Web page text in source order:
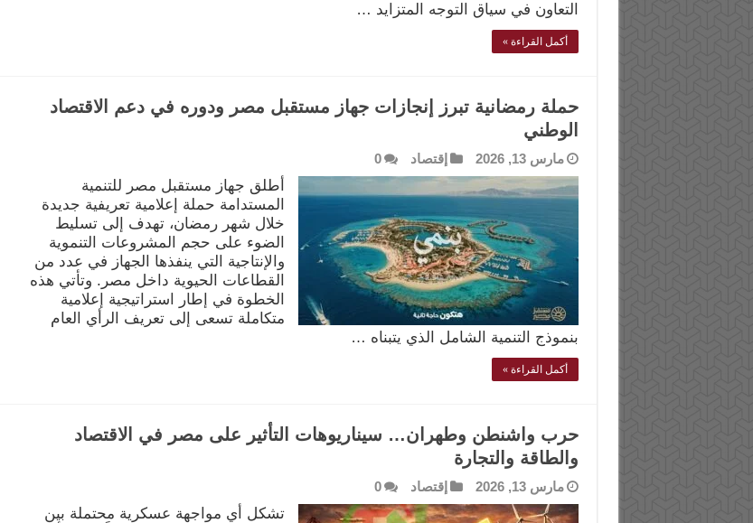
التعاون في سياق التوجه المتزايد …
أكمل القراءة »
حملة رمضانية تبرز إنجازات جهاز مستقبل مصر ودوره في دعم الاقتصاد
الوطني
مارس 13, 2026 إقتصاد 0
أطلق جهاز مستقبل مصر للتنمية
المستدامة حملة إعلامية تعريفية جديدة
خلال شهر رمضان، تهدف إلى تسليط
الضوء على حجم المشروعات التنموية
والإنتاجية التي ينفذها الجهاز في عدد من
القطاعات الحيوية داخل مصر. وتأتي هذه
الخطوة في إطار استراتيجية إعلامية
متكاملة تسعى إلى تعريف الرأي العام
بنموذج التنمية الشامل الذي يتبناه …
أكمل القراءة »
حرب واشنطن وطهران… سيناريوهات التأثير على مصر في الاقتصاد
والطاقة والتجارة
مارس 13, 2026 إقتصاد 0
تشكل أي مواجهة عسكرية محتملة بين